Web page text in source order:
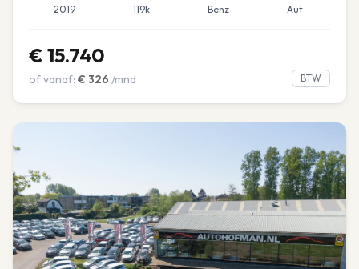
2019 119k Benz Aut
€ 15.740
of vanaf: € 326 /mnd BTW